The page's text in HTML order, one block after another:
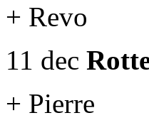
+ Revo
11 dec
+ Pierre